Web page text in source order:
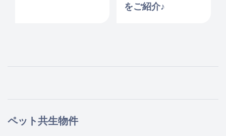
をご紹介♪
ペット共生物件